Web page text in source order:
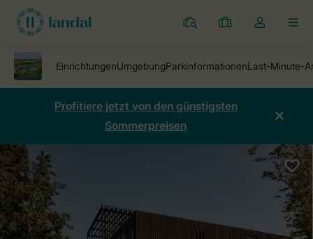
Ferienparks
Meine
Dropdown-
öffnen
Profitiere jetzt von den günstigsten
Sommerpreisen